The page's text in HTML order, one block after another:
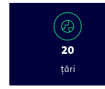
20
țări